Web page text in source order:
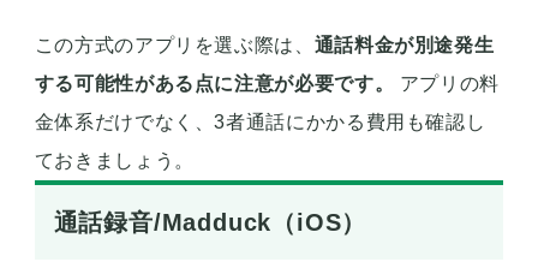
この方式のアプリを選ぶ際は、 通話料金が別途発生
する可能性がある点に注意が必要です。
アプリの料
金体系だけでなく、3者通話にかかる費用も確認し
ておきましょう。
通話録音/Madduck（iOS）